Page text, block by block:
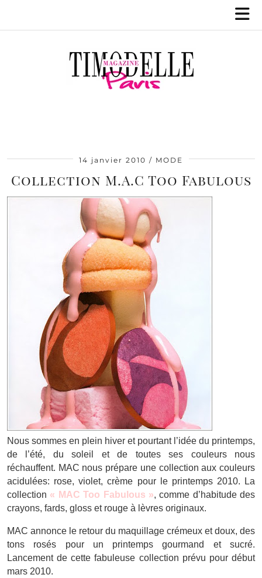
14 janvier 2010 MODE
Collection M.A.C Too Fabulous
Nous sommes en plein hiver et pourtant l’idée du printemps,
de l’été, du soleil et de toutes ses couleurs nous
réchauffent. MAC nous prépare une collection aux couleurs
acidulées: rose, violet, crème pour le printemps 2010. La
collection « MAC Too Fabulous », comme d’habitude des
crayons, fards, gloss et rouge à lèvres originaux.
MAC annonce le retour du maquillage crémeux et doux, des
tons rosés pour un printemps gourmand et sucré.
Lancement de cette fabuleuse collection prévu pour début
mars 2010.